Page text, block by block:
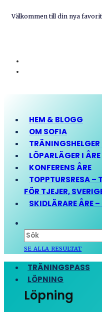
Välkommen till din nya
HEM & BLOGG
OM SOFIA
LÖPARLÄGER I ÅRE
KONFERENS ÅRE
TOPPTURSRESA –
FÖR TJEJER,
SKIDLÄRARE ÅRE
SE ALLA RESULTAT
TRÄNINGSPASS
LÖPNING
Löpning